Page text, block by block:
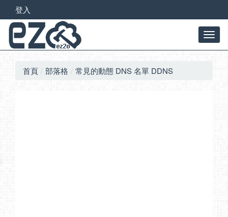
登入
首頁 部落格 常見的動態 DNS 名單 DDNS